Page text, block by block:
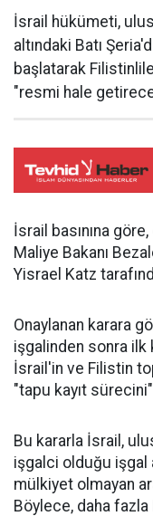
İsrail hükümeti,
altındaki Batı
başlatarak
"resmi hale
İsrail basınına
Maliye Bakanı
Yisrael Katz
Onaylanan karara
işgalinden sonra ilk
İsrail'in ve Filistin
"tapu kayıt
Bu kararla İsrail,
işgalci olduğu işgal
mülkiyet olmayan
Böylece, daha